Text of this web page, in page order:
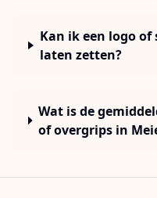
Kan ik een logo
laten zetten?
Wat is de
of overgrips in